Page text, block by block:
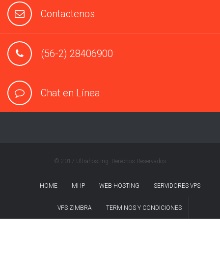
Contactenos
(56-2) 28406900
Chat en Línea
© 2017 Ultrahosting. Derechos Reservados
HOME MI IP WEB HOSTING SERVIDORES VPS
VPS ZIMBRA TERMINOS Y CONDICIONES